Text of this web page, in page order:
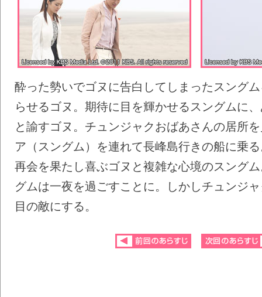
酔った勢いでゴヌに告白してしまったスング
らせるゴヌ。期待に目を輝かせるスングムに
と諭すゴヌ。チュンジャクおばあさんの居所
ア（スングム）を連れて長峰島行きの船に乗
再会を果たし喜ぶゴヌと複雑な心境のスング
グムは一夜を過ごすことに。しかしチュンジ
目の敵にする。